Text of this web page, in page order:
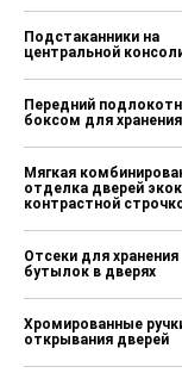
по
Подстаканники на
центральной
Передний
боксом для хранения
Мягкая
отделка дверей
контрастной
Отсеки для хранения
бутылок в дверях
Хромированные
открывания дверей